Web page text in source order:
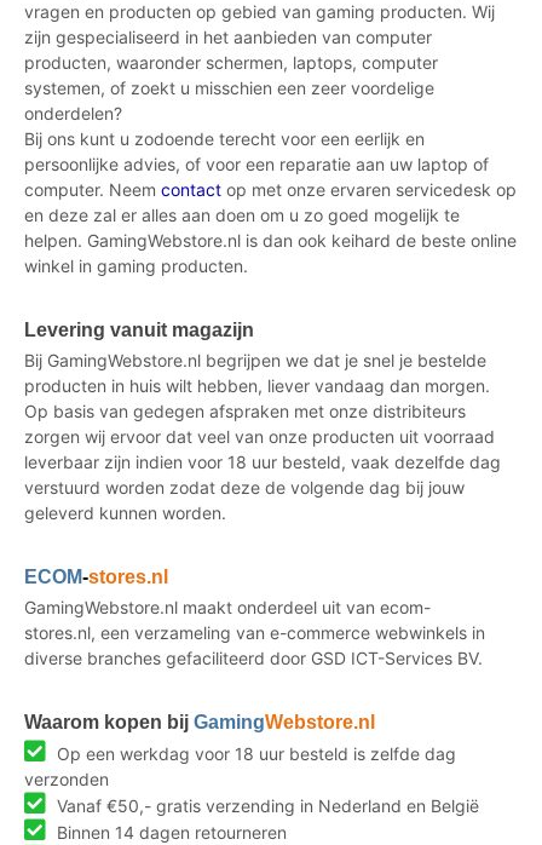
vragen en producten op gebied van gaming producten. Wij
zijn gespecialiseerd in het aanbieden van computer
producten, waaronder schermen, laptops, computer
systemen, of zoekt u misschien een zeer voordelige
onderdelen?
Bij ons kunt u zodoende terecht voor een eerlijk en
persoonlijke advies, of voor een reparatie aan uw laptop of
computer. Neem contact op met onze ervaren servicedesk op
en deze zal er alles aan doen om u zo goed mogelijk te
helpen. GamingWebstore.nl is dan ook keihard de beste online
winkel in gaming producten.
Levering vanuit magazijn
Bij GamingWebstore.nl begrijpen we dat je snel je bestelde
producten in huis wilt hebben, liever vandaag dan morgen.
Op basis van gedegen afspraken met onze distribiteurs
zorgen wij ervoor dat veel van onze producten uit voorraad
leverbaar zijn indien voor 18 uur besteld, vaak dezelfde dag
verstuurd worden zodat deze de volgende dag bij jouw
geleverd kunnen worden.
ECOM-stores.nl
GamingWebstore.nl maakt onderdeel uit van ecom-
stores.nl, een verzameling van e-commerce webwinkels in
diverse branches gefaciliteerd door GSD ICT-Services BV.
Waarom kopen bij GamingWebstore.nl
Op een werkdag voor 18 uur besteld is zelfde dag
verzonden
Vanaf €50,- gratis verzending in Nederland en België
Binnen 14 dagen retourneren